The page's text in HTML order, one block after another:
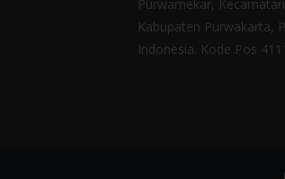
Purwamekar,
Kabupaten Purwakarta,
Indonesia. Kode Pos